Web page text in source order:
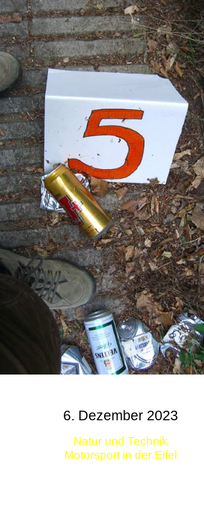
6. Dezember 2023
Natur und Technik
Motorsport in der Eifel